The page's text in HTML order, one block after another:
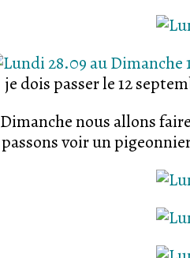
je dois passer le 12
Dimanche nous allons
passons voir un